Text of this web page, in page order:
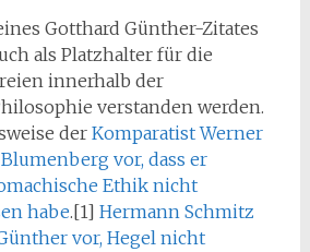
Gotthard Günther-Zitates
als Platzhalter für die
innerhalb der
verstanden werden.
der Komparatist Werner
vor, dass er
Ethik nicht
habe.[1] Hermann Schmitz
vor, Hegel nicht